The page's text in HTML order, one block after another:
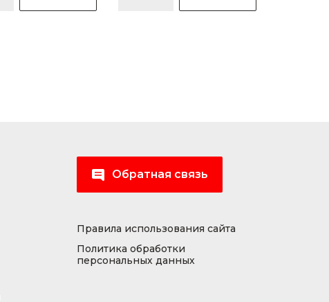
Обратная связь
Правила использования сайта
Политика обработки
персональных данных